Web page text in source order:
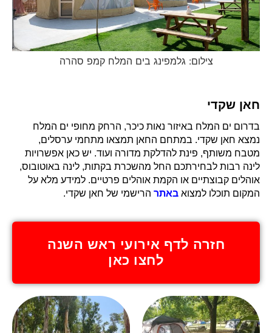
צילום: גלמפינג בים המלח קמפ סהרה
חאן שקדי
בדרום ים המלח באיזור נאות כיכר, הרחק מחופי ים המלח
נמצא חאן שקדי. במתחם החאן תמצאו מתחמי ערסלים,
מטבח משותף, פינת להדלקת מדורה ועוד. יש כאן אפשרויות
לינה רבות לבחירתכם החל מהשכרת בקתות, לינה באוטובוס,
אוהלים קבוצתיים או הקמת אוהלים פרטיים. למידע מלא על
המקום תוכלו למצוא באתר הרישמי של חאן שקדי.
חזרה לדף אירועי ראש השנה
לחצו כאן